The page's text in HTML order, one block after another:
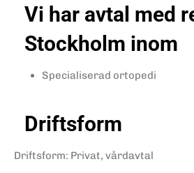
Vi har avtal med
Stockholm inom
Specialiserad ortopedi
Driftsform
Driftsform: Privat, vårdavtal